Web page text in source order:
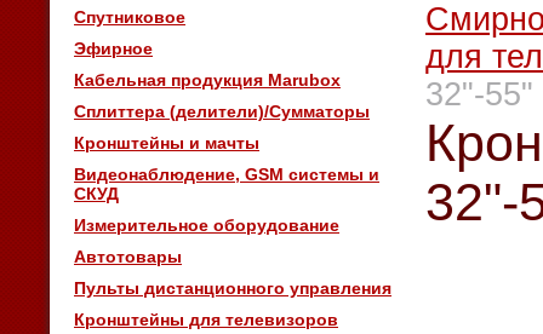
Спутниковое
Эфирное
Кабельная продукция Marubox
Сплиттера (делители)/Сумматоры
Кронштейны и мачты
Видеонаблюдение, GSM системы и
СКУД
Измерительное оборудование
Автотовары
Пульты дистанционного управления
Кронштейны для телевизоров
для
32"-55"
32"-